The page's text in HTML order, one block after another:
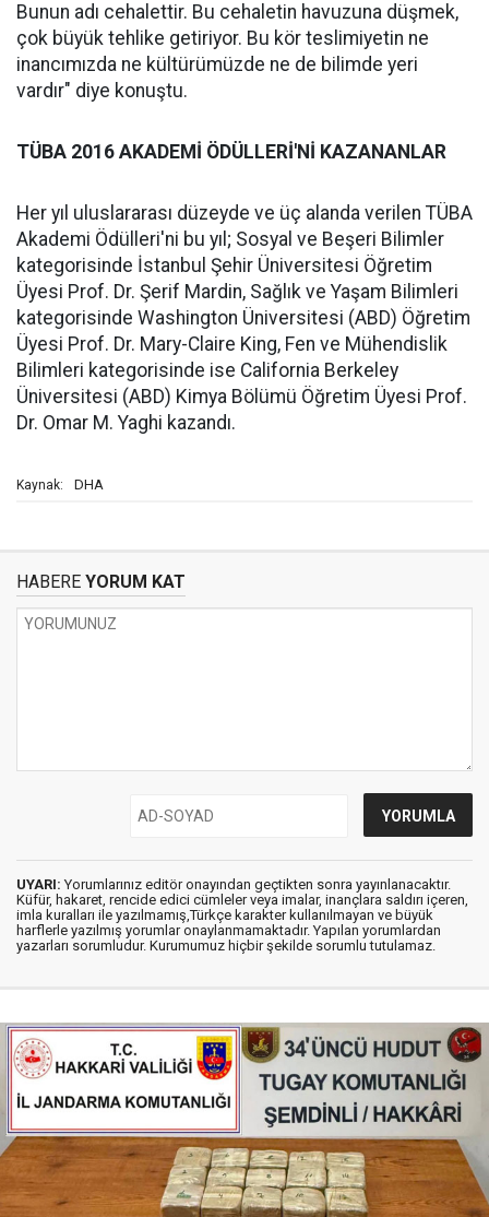
Bunun adı cehalettir. Bu cehaletin havuzuna düşmek,
çok büyük tehlike getiriyor. Bu kör teslimiyetin ne
inancımızda ne kültürümüzde ne de bilimde yeri
vardır" diye konuştu.
TÜBA 2016 AKADEMİ ÖDÜLLERİ'Nİ KAZANANLAR
Her yıl uluslararası düzeyde ve üç alanda verilen TÜBA
Akademi Ödülleri'ni bu yıl; Sosyal ve Beşeri Bilimler
kategorisinde İstanbul Şehir Üniversitesi Öğretim
Üyesi Prof. Dr. Şerif Mardin, Sağlık ve Yaşam Bilimleri
kategorisinde Washington Üniversitesi (ABD) Öğretim
Üyesi Prof. Dr. Mary-Claire King, Fen ve Mühendislik
Bilimleri kategorisinde ise California Berkeley
Üniversitesi (ABD) Kimya Bölümü Öğretim Üyesi Prof.
Dr. Omar M. Yaghi kazandı.
Kaynak: DHA
HABERE YORUM KAT
UYARI: Yorumlarınız editör onayından geçtikten sonra yayınlanacaktır.
Küfür, hakaret, rencide edici cümleler veya imalar, inançlara saldırı içeren,
imla kuralları ile yazılmamış,Türkçe karakter kullanılmayan ve büyük
harflerle yazılmış yorumlar onaylanmamaktadır. Yapılan yorumlardan
yazarları sorumludur. Kurumumuz hiçbir şekilde sorumlu tutulamaz.